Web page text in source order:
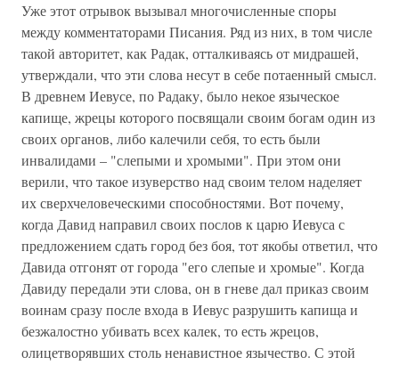
Уже этот отрывок вызывал многочисленные споры
между комментаторами Писания. Ряд из них, в том числе
такой авторитет, как Радак, отталкиваясь от мидрашей,
утверждали, что эти слова несут в себе потаенный смысл.
В древнем Иевусе, по Радаку, было некое языческое
капище, жрецы которого посвящали своим богам один из
своих органов, либо калечили себя, то есть были
инвалидами – "слепыми и хромыми". При этом они
верили, что такое изуверство над своим телом наделяет
их сверхчеловеческими способностями. Вот почему,
когда Давид направил своих послов к царю Иевуса с
предложением сдать город без боя, тот якобы ответил, что
Давида отгонят от города "его слепые и хромые". Когда
Давиду передали эти слова, он в гневе дал приказ своим
воинам сразу после входа в Иевус разрушить капища и
безжалостно убивать всех калек, то есть жрецов,
олицетворявших столь ненавистное язычество. С этой